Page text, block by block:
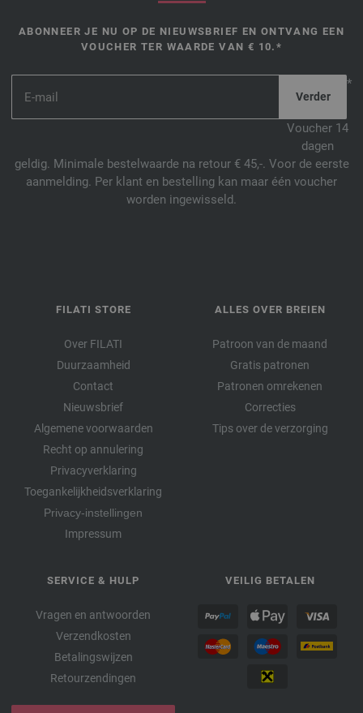
ABONNEER JE NU OP DE NIEUWSBRIEF EN ONTVANG EEN
VOUCHER TER WAARDE VAN € 10.*
*
Voucher 14
dagen
geldig. Minimale bestelwaarde na retour € 45,-. Voor de eerste
aanmelding. Per klant en bestelling kan maar één voucher
worden ingewisseld.
FILATI STORE
Over FILATI
Duurzaamheid
Contact
Nieuwsbrief
Algemene voorwaarden
Recht op annulering
Privacyverklaring
Toegankelijkheidsverklaring
Privacy-instellingen
Impressum
ALLES OVER BREIEN
Patroon van de maand
Gratis patronen
Patronen omrekenen
Correcties
Tips over de verzorging
SERVICE & HULP
Vragen en antwoorden
Verzendkosten
Betalingswijzen
Retourzendingen
VEILIG BETALEN